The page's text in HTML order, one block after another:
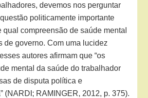
devemos nos perguntar
politicamente importante
qual compreensão de saúde mental
de governo. Com uma lucidez
autores afirmam que “os
mental da saúde do trabalhador
de disputa política e
(NARDI; RAMINGER, 2012, p. 375).